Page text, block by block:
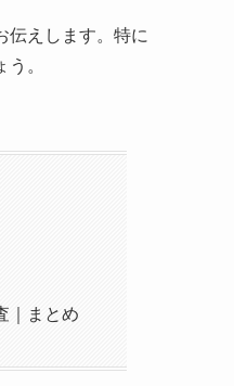
伝えします。特に
。
｜まとめ